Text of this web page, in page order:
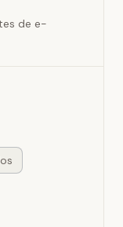
de e-